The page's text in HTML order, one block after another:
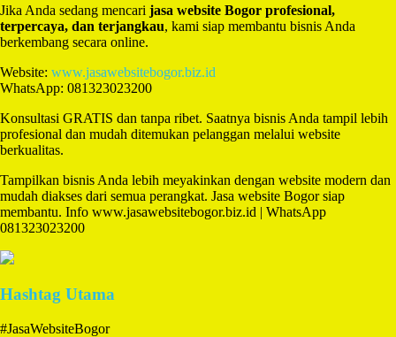
Jika Anda sedang mencari jasa website Bogor profesional,
terpercaya, dan terjangkau, kami siap membantu bisnis Anda
berkembang secara online.
Website: www.jasawebsitebogor.biz.id
WhatsApp: 081323023200
Konsultasi GRATIS dan tanpa ribet. Saatnya bisnis Anda tampil lebih
profesional dan mudah ditemukan pelanggan melalui website
berkualitas.
Tampilkan bisnis Anda lebih meyakinkan dengan website modern dan
mudah diakses dari semua perangkat. Jasa website Bogor siap
membantu. Info www.jasawebsitebogor.biz.id | WhatsApp
081323023200
Hashtag Utama
#JasaWebsiteBogor